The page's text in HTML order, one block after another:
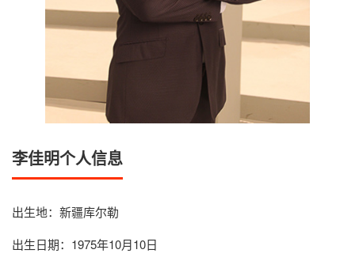
李佳明个人信息
出生地：新疆库尔勒
出生日期：1975年10月10日